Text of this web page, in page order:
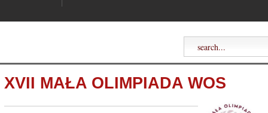
XVII MAŁA OLIMPIADA WOS